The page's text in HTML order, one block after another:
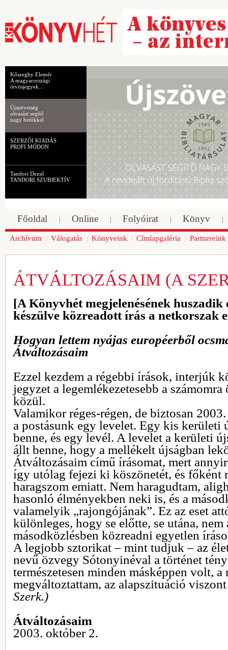
Kőszeghy Elemér
A magyarországi
ötvösjegyek...
Újszövetség
olvasást segítő
nagy betűkkel
SZERZŐI KIADÁS
PROFI MÓDON
Tandori Dezső
TANDORI SZUBJEKTÍV
Főoldal Online Folyóirat Könyv
Archívum Válogatás Könyveink Címlapgaléria Partnereink
ÁTVÁLTOZÁSAIM (A
[A Könyvhét megjelenésének
készülve közreadott írás a netkorszak
Hogyan lettem nyájas européerből
Átváltozásaim
Ezzel kezdem a régebbi írások, interjúk
jegyzet a legemlékezetesebb a számomra
közül.
Valamikor réges-régen, de biztosan
a postásunk egy levelet. Egy kis kerületi
benne, és egy levél. A levelet a kerületi
állt benne, hogy a mellékelt újságban
Átváltozásaim című írásomat, mert
így utólag fejezi ki köszönetét, és főként
haragszom emiatt. Nem haragudtam,
hasonló élményekben neki is, és a
valamelyik „rajongójának”. Ez az eset
különleges, hogy se előtte, se utána, nem
másodközlésben közreadni egyetlen
A legjobb sztorikat – mint tudjuk – az
nevű özvegy Sótonyinéval a történet
természetesen minden másképpen volt,
megváltoztattam, az alapszituáció
Szerk.)
Átváltozásaim
2003. október 2.